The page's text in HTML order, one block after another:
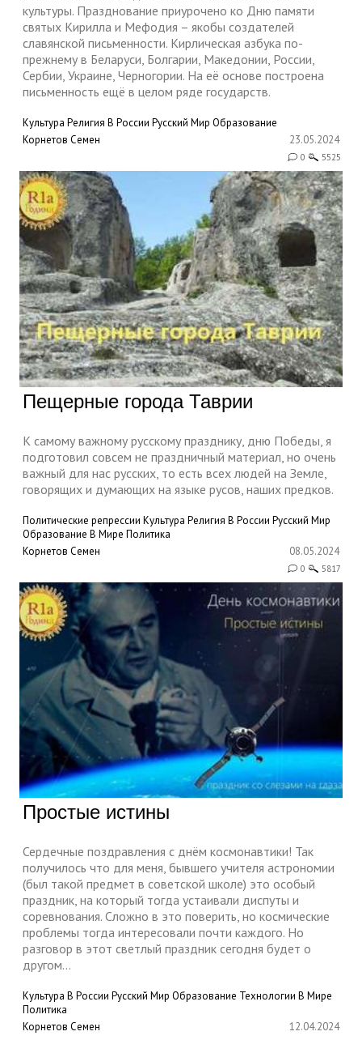
культуры. Празднование приурочено ко Дню памяти
святых Кирилла и Мефодия – якобы создателей
славянской письменности. Кирлическая азбука по-
прежнему в Беларуси, Болгарии, Македонии, России,
Сербии, Украине, Черногории. На её основе построена
письменность ещё в целом ряде государств.
Культура Религия В России Русский Мир Образование
Корнетов Семен
23.05.2024
0 5525
Пещерные города Таврии
К самому важному русскому празднику, дню Победы, я
подготовил совсем не праздничный материал, но очень
важный для нас русских, то есть всех людей на Земле,
говорящих и думающих на языке русов, наших предков.
Политические репрессии Культура Религия В России Русский Мир
Образование В Мире Политика
Корнетов Семен
08.05.2024
0 5817
Простые истины
Сердечные поздравления с днём космонавтики! Так
получилось что для меня, бывшего учителя астрономии
(был такой предмет в советской школе) это особый
праздник, на который тогда устаивали диспуты и
соревнования. Сложно в это поверить, но космические
проблемы тогда интересовали почти каждого. Но
разговор в этот светлый праздник сегодня будет о
другом...
Культура В России Русский Мир Образование Технологии В Мире
Политика
Корнетов Семен
12.04.2024